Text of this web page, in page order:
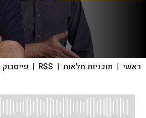
ראשי | תוכניות מלאות |
RSS
| פייסבוק